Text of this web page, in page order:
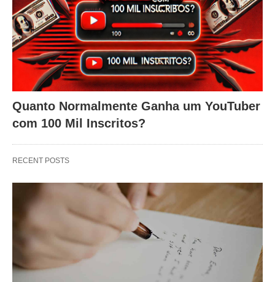
Quanto Normalmente Ganha um YouTuber
com 100 Mil Inscritos?
RECENT POSTS